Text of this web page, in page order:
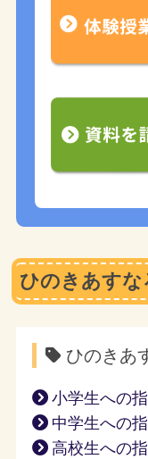
ひのきあすな
ひのきあ
小学生への
中学生への
高校生への